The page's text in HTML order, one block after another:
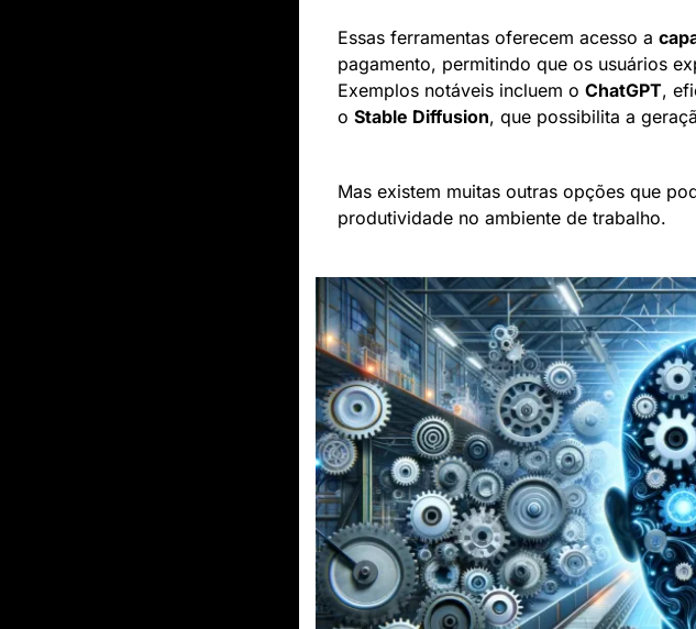
Essas ferramentas oferecem acesso a
pagamento, permitindo que os usuários
Exemplos notáveis incluem o ChatGPT,
o Stable Diffusion, que possibilita a
Mas existem muitas outras opções que
produtividade no ambiente de trabalho.